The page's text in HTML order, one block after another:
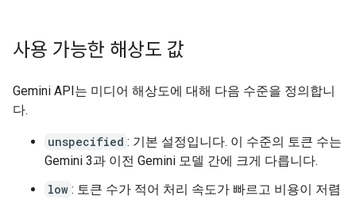
사용 가능한 해상도 값
Gemini API는 미디어 해상도에 대해 다음 수준을 정의합니
다.
unspecified : 기본 설정입니다. 이 수준의 토큰 수는
Gemini 3과 이전 Gemini 모델 간에 크게 다릅니다.
low : 토큰 수가 적어 처리 속도가 빠르고 비용이 저렴